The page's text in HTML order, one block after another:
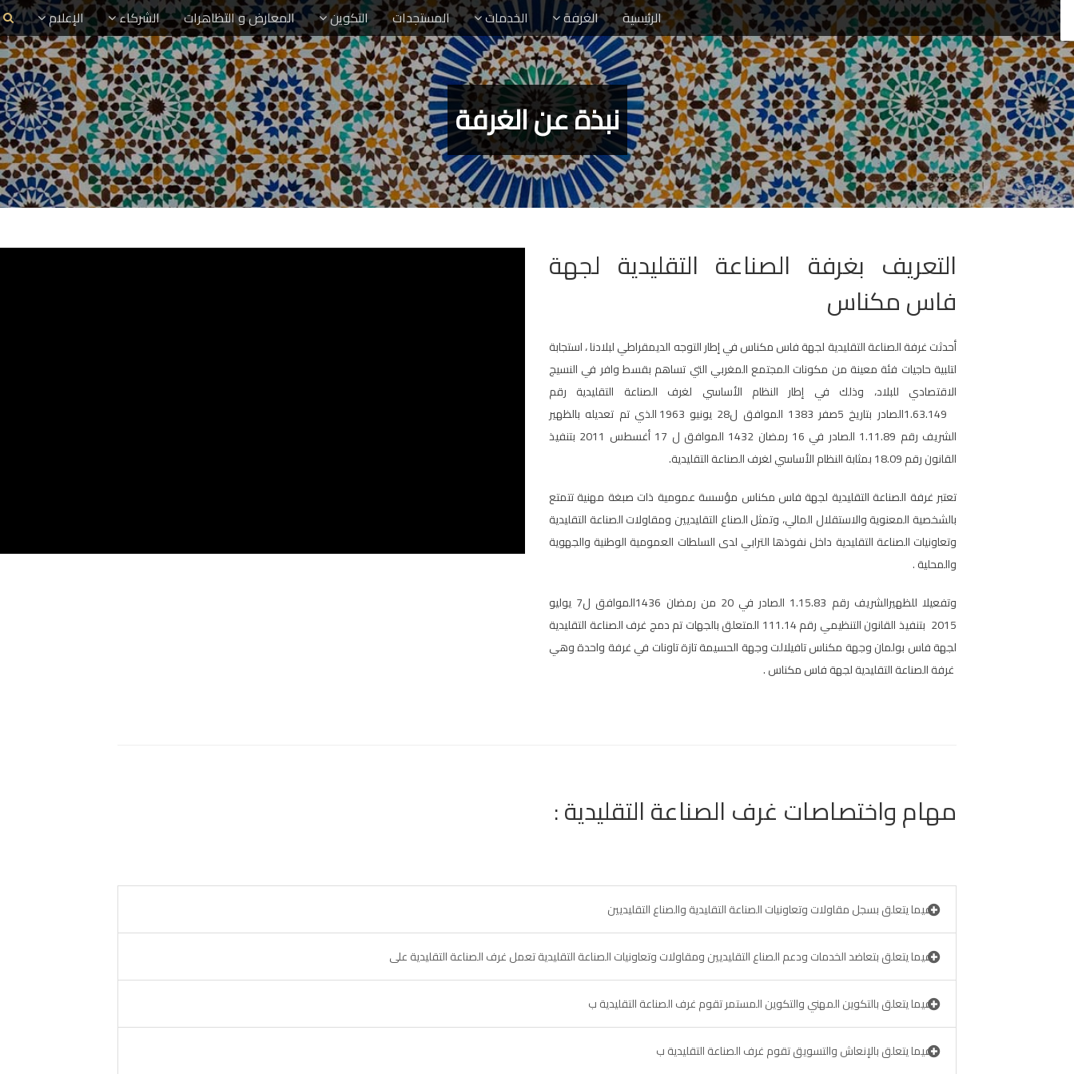
الرئيسية الغرفة الخدمات المستجدات التكوين المعارض و التظاهرات الشركاء الإعلام
نبذة عن الغرفة
التعريف بغرفة الصناعة التقليدية لجهة
فاس مكناس
أحدثت غرفة الصناعة التقليدية لجهة فاس مكناس في إطار التوجه الديمقراطي لبلادنا ، استجابة
لتلبية حاجيات فئة معينة من مكونات المجتمع المغربي التي تساهم بقسط وافر في النسيج
الاقتصادي للبلاد، وذلك في إطار النظام الأساسي لغرف الصناعة التقليدية رقم
1.63.149الصادر بتاريخ 5صفر 1383 الموافق ل28 يونيو 1963 الذي تم تعديله بالظهير
الشريف رقم 1.11.89 الصادر في 16 رمضان 1432 الموافق ل 17 أغسطس 2011 بتنفيذ
القانون رقم 18.09 بمثابة النظام الأساسي لغرف الصناعة التقليدية.
تعتبر غرفة الصناعة التقليدية لجهة فاس مكناس مؤسسة عمومية ذات صبغة مهنية تتمتع
بالشخصية المعنوية والاستقلال المالي، وتمثل الصناع التقليديين ومقاولات الصناعة التقليدية
وتعاونيات الصناعة التقليدية داخل نفوذها الترابي لدى السلطات العمومية الوطنية والجهوية
والمحلية .
وتفعيلا للظهيرالشريف رقم 1.15.83 الصادر في 20 من رمضان 1436الموافق ل7 يوليو
2015 بتنفيذ القانون التنظيمي رقم 111.14 المتعلق بالجهات تم دمج غرف الصناعة التقليدية
لجهة فاس بولمان وجهة مكناس تافيلالت وجهة الحسيمة تازة تاونات في غرفة واحدة وهي
غرفة الصناعة التقليدية لجهة فاس مكناس .
مهام واختصاصات غرف الصناعة التقليدية :
فيما يتعلق بسجل مقاولات وتعاونيات الصناعة التقليدية والصناع التقليديين
فيما يتعلق بتعاضد الخدمات ودعم الصناع التقليديين ومقاولات وتعاونيات الصناعة التقليدية تعمل غرف الصناعة التقليدية على
فيما يتعلق بالتكوين المهني والتكوين المستمر تقوم غرف الصناعة التقليدية ب
فيما يتعلق بالإنعاش والتسويق تقوم غرف الصناعة التقليدية ب